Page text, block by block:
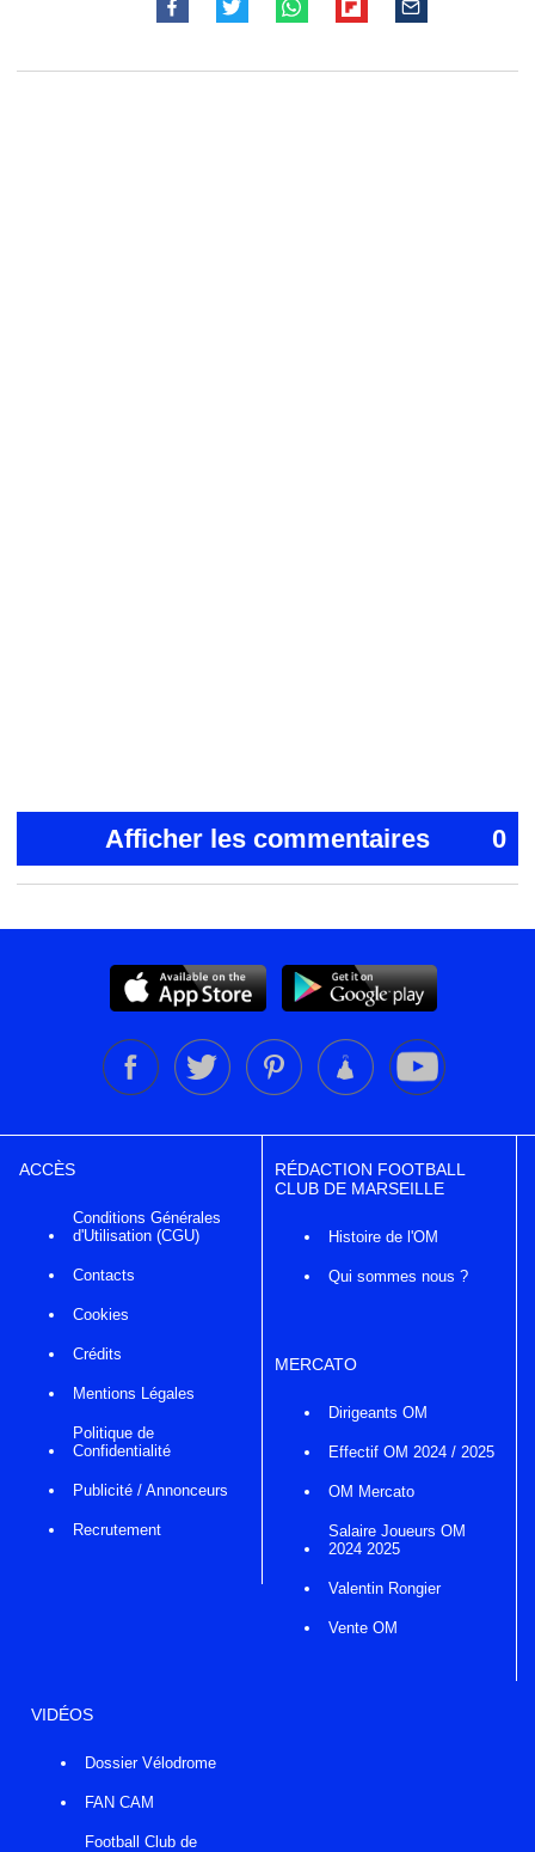
Afficher les commentaires 0
ACCÈS
Conditions Générales
d'Utilisation (CGU)
Contacts
Cookies
Crédits
Mentions Légales
Politique de
Confidentialité
Publicité / Annonceurs
Recrutement
RÉDACTION FOOTBALL
CLUB DE MARSEILLE
Histoire de l'OM
Qui sommes nous ?
MERCATO
Dirigeants OM
Effectif OM 2024 / 2025
OM Mercato
Salaire Joueurs OM
2024 2025
Valentin Rongier
Vente OM
VIDÉOS
Dossier Vélodrome
FAN CAM
Football Club de